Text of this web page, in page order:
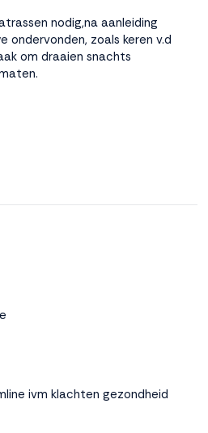
nodig,na aanleiding
ondervonden, zoals keren v.d
om draaien snachts
ivm klachten gezondheid